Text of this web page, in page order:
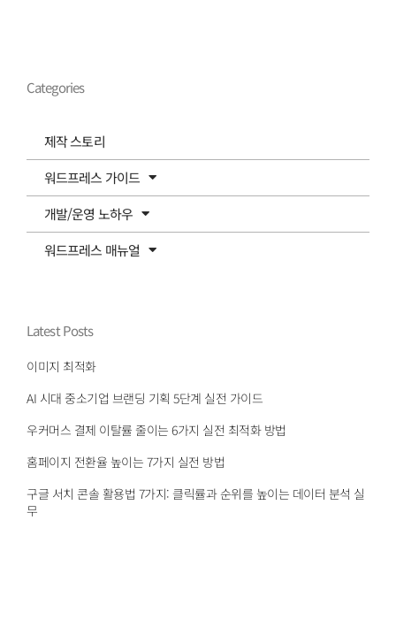
Categories
제작 스토리
워드프레스 가이드
개발/운영 노하우
워드프레스 매뉴얼
Latest Posts
이미지 최적화
AI 시대 중소기업 브랜딩 기획 5단계 실전 가이드
우커머스 결제 이탈률 줄이는 6가지 실전 최적화 방법
홈페이지 전환율 높이는 7가지 실전 방법
구글 서치 콘솔 활용법 7가지: 클릭률과 순위를 높이는 데이터 분석 실
무